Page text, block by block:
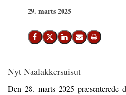
29. marts 2025
Del på Facebook
Del på X (Twitter)
Del på LinkedIn
Send email
Print
Nyt Naalakkersuisut
Den 28. marts 2025 præsenterede